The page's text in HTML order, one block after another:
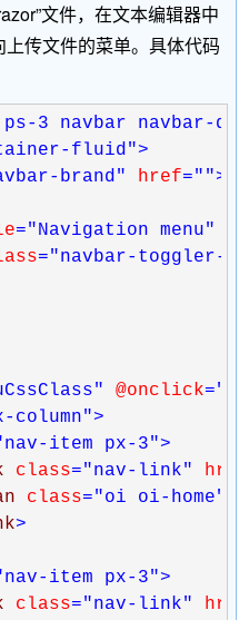
文件，在文本编辑器中
传文件的菜单。具体代码
3 navbar navbar-
fluid">
brand" href="">
="Navigation menu"
="navbar-toggler-
@onclick
column">
item px-3">
class="nav-link"
href
class="oi oi-home"
>
item px-3">
class="nav-link"
href